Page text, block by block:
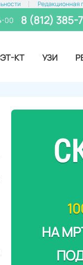
Редакционная
00 8 (812) 385-
КТ УЗИ
НА